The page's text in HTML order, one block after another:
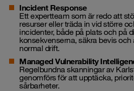
Incident Response
Ett expertteam som är redo att
resurser eller träda in vid större
incidenter, både på plats och på
konsekvenserna, säkra bevis
normal drift.
Managed Vulnerability
Regelbundna skanningar av
genomförs för att upptäcka,
sårbarheter.